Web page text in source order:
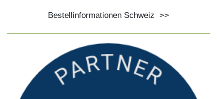
Bestellinformationen Schweiz >>